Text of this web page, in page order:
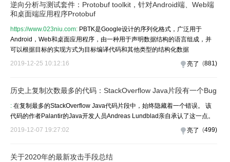
逆向分析与测试套件：Protobuf toolkit，针对Android端、Web端
和桌面端应用程序Protobuf
https://www.023niu.com: PBTK是Google设计的序列化格式，广泛用于
Android，Web和桌面应用程序，由一种用于声明数据结构的语言组成，并
可以根据目标的实现方式为目标编译代码和其他类型的结构化数据
2019-12-25 10:12:16
)
881
(
亮了
历史上复制次数最多的代码：StackOverflow Java片段有一个Bug
: 在复制最多的StackOverflow Java代码片段中，始终隐藏着一个错误。 该
代码的作者Palantir的Java开发人员Andreas Lundblad亲自承认了这一点。
2019-12-07 19:27:02
)
499
(
亮了
关于2020年的最新攻击手段总结